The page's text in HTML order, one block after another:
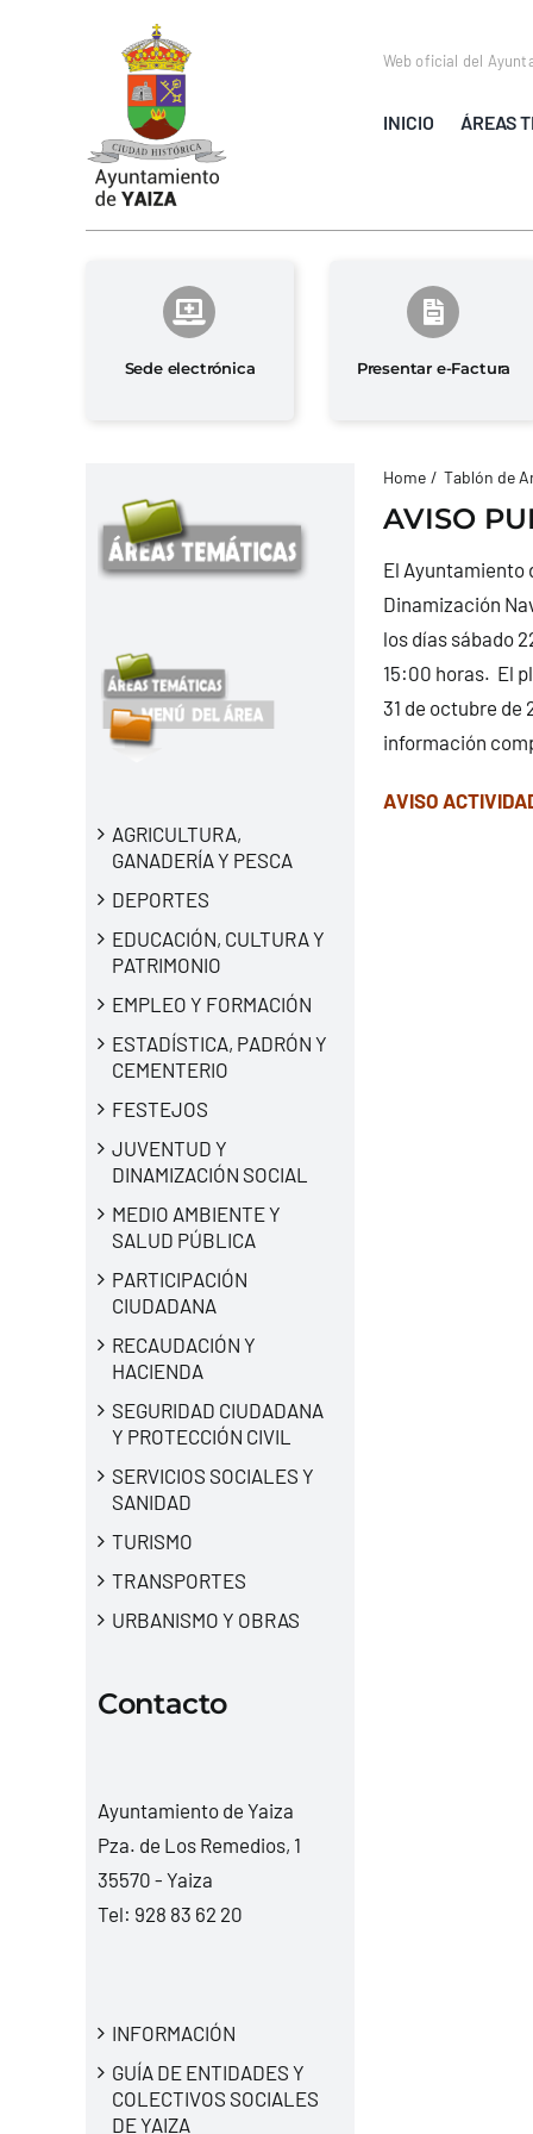
Web oficial del
INICIO ÁREAS
Sede electrónica Presentar e-Factura
AGRICULTURA,
GANADERÍA Y PESCA
DEPORTES
EDUCACIÓN, CULTURA Y
PATRIMONIO
EMPLEO Y FORMACIÓN
ESTADÍSTICA, PADRÓN Y
CEMENTERIO
FESTEJOS
JUVENTUD Y
DINAMIZACIÓN SOCIAL
MEDIO AMBIENTE Y
SALUD PÚBLICA
PARTICIPACIÓN
CIUDADANA
RECAUDACIÓN Y
HACIENDA
SEGURIDAD CIUDADANA
Y PROTECCIÓN CIVIL
SERVICIOS SOCIALES Y
SANIDAD
TURISMO
TRANSPORTES
URBANISMO Y OBRAS
Contacto
Ayuntamiento de Yaiza
Pza. de Los Remedios, 1
35570 - Yaiza
Tel: 928 83 62 20
INFORMACIÓN
GUÍA DE ENTIDADES Y
COLECTIVOS SOCIALES
DE YAIZA
Home Tablón de
AVISO
El Ayuntamiento
Dinamización
los días sábado
15:00 horas. El
31 de octubre de
información
AVISO